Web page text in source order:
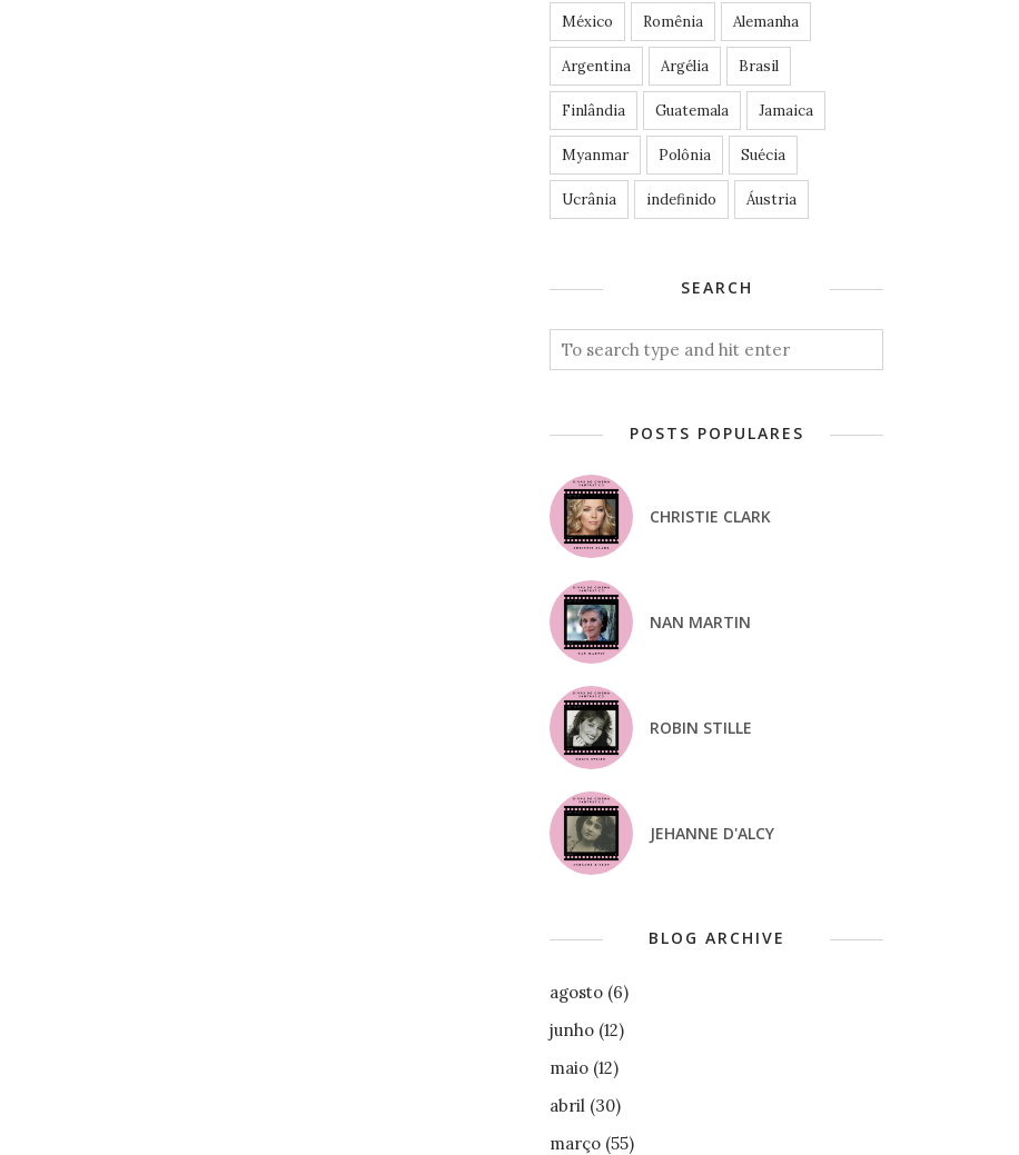
México Romênia Alemanha
Argentina Argélia Brasil
Finlândia Guatemala Jamaica
Myanmar Polônia Suécia
Ucrânia indefinido Áustria
SEARCH
POSTS POPULARES
CHRISTIE CLARK
NAN MARTIN
ROBIN STILLE
JEHANNE D'ALCY
BLOG ARCHIVE
agosto (6)
junho (12)
maio (12)
abril (30)
março (55)